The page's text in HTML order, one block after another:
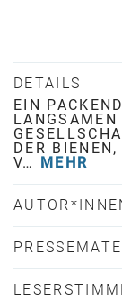
DETAILS
EIN
LANGSAMEN
DER BIENEN,
…
MEHR